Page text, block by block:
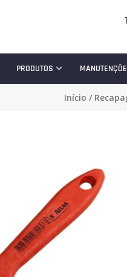
PRODUTOS
Início /